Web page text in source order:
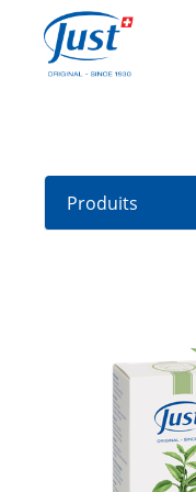
Produits
High Light
Spiruline
Handcream